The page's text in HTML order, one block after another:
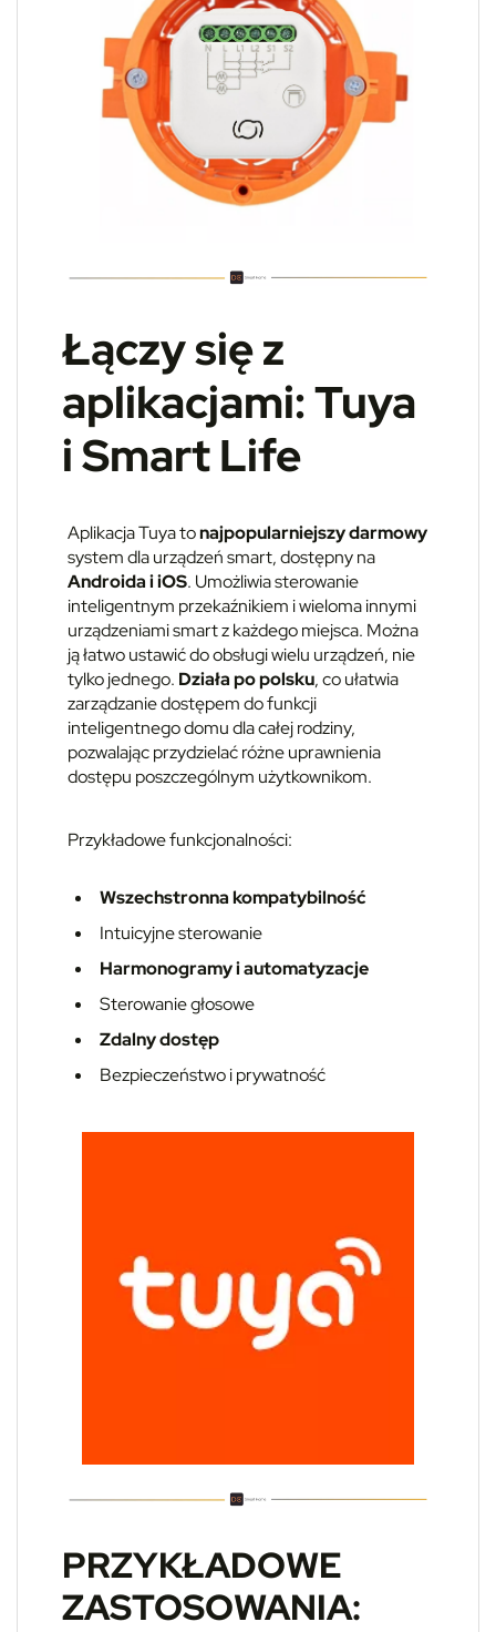
Łączy się z
aplikacjami: Tuya
i Smart Life
Aplikacja Tuya tonajpopularniejszy darmowy
system dla urządzeń smart, dostępny na
Androida i iOS. Umożliwia sterowanie
inteligentnym przekaźnikiem i wieloma innymi
urządzeniami smart z każdego miejsca. Można
ją łatwo ustawić do obsługi wielu urządzeń, nie
tylko jednego. Działa po polsku, co ułatwia
zarządzanie dostępem do funkcji
inteligentnego domu dla całej rodziny,
pozwalając przydzielać różne uprawnienia
dostępu poszczególnym użytkownikom.
Przykładowe funkcjonalności:
Wszechstronna kompatybilność
Intuicyjne sterowanie
Harmonogramy i automatyzacje
Sterowanie głosowe
Zdalny dostęp
Bezpieczeństwo i prywatność
PRZYKŁADOWE
ZASTOSOWANIA: